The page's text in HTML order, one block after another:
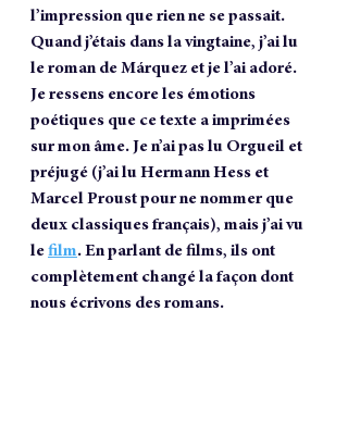
l’impression que rien ne se passait.
Quand j’étais dans la vingtaine, j’ai lu
le roman de Márquez et je l’ai adoré.
Je ressens encore les émotions
poétiques que ce texte a imprimées
sur mon âme. Je n’ai pas lu Orgueil et
préjugé (j’ai lu Hermann Hess et
Marcel Proust pour ne nommer que
deux classiques français), mais j’ai vu
le film. En parlant de films, ils ont
complètement changé la façon dont
nous écrivons des romans.